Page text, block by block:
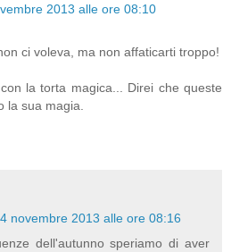
2013 alle ore 08:10
ci voleva, ma non affaticarti troppo!
la torta magica... Direi che queste
la sua magia.
4 novembre 2013 alle ore 08:16
dell'autunno speriamo di aver